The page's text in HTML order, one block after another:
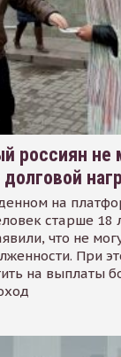
россиян не
на
старше 18
что не
При
на выплаты